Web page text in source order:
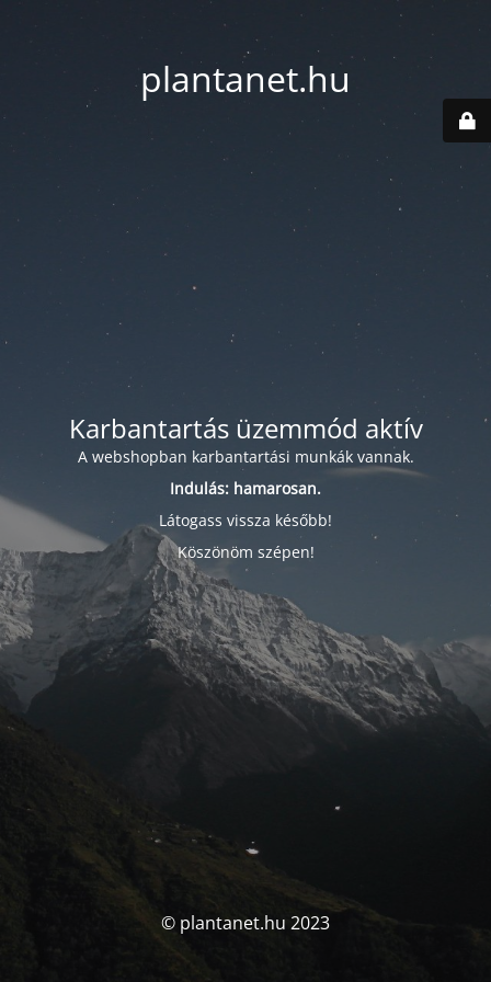
plantanet.hu
Karbantartás üzemmód aktív
A webshopban karbantartási munkák vannak.
Indulás: hamarosan.
Látogass vissza később!
Köszönöm szépen!
© plantanet.hu 2023